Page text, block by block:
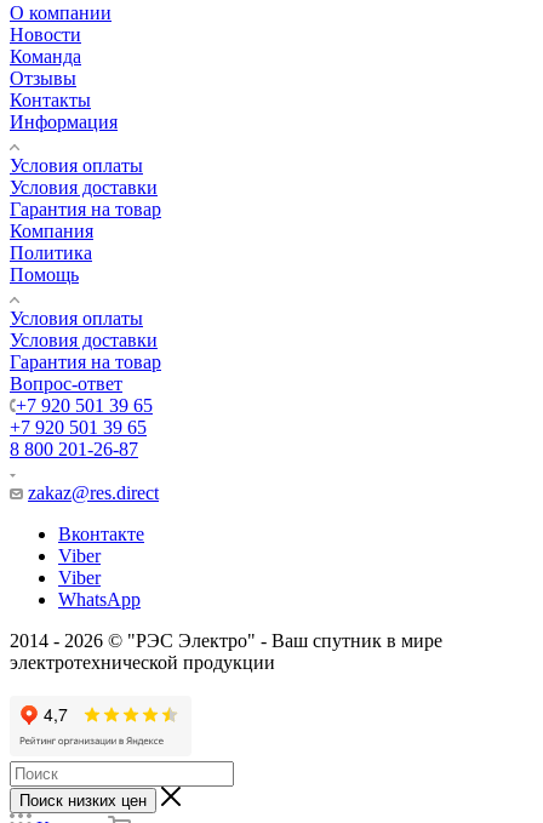
О компании
Новости
Команда
Отзывы
Контакты
Информация
Условия оплаты
Условия доставки
Гарантия на товар
Компания
Политика
Помощь
Условия оплаты
Условия доставки
Гарантия на товар
Вопрос-ответ
+7 920 501 39 65
+7 920 501 39 65
8 800 201-26-87
zakaz@res.direct
Вконтакте
Viber
Viber
WhatsApp
2014 - 2026 © "РЭС Электро" - Ваш спутник в мире
электротехнической продукции
Поиск низких цен